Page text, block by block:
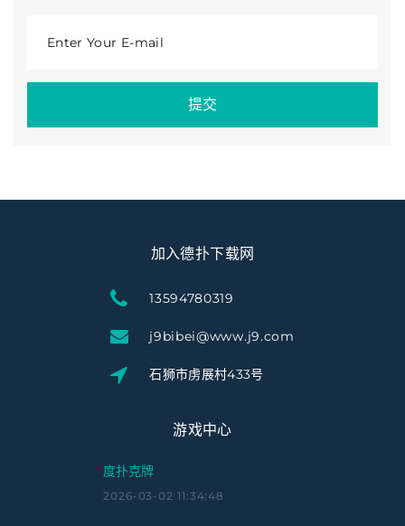
Enter Your E-mail
提交
加入德扑下载网
13594780319
j9bibei@www.j9.com
石狮市虏展村433号
游戏中心
度扑克牌
2026-03-02 11:34:48